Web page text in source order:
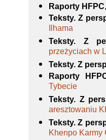
Raporty HFPC
Teksty. Z
Ilhama
Teksty. Z
przeżyciach w
Teksty. Z
Raporty
Tybecie
Teksty. Z
aresztowaniu
Teksty. Z
Khenpo Karmy